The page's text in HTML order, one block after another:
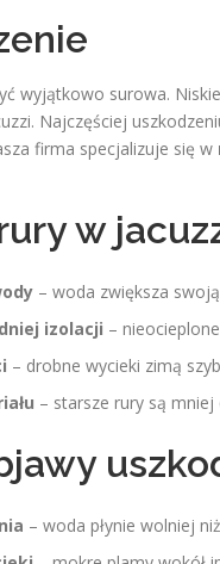
wyjątkowo surowa.
Najczęściej
firma specjalizuje się w
w
– woda zwiększa
izolacji –
– drobne wycieki zimą
– starsze rury są
– woda płynie wolniej